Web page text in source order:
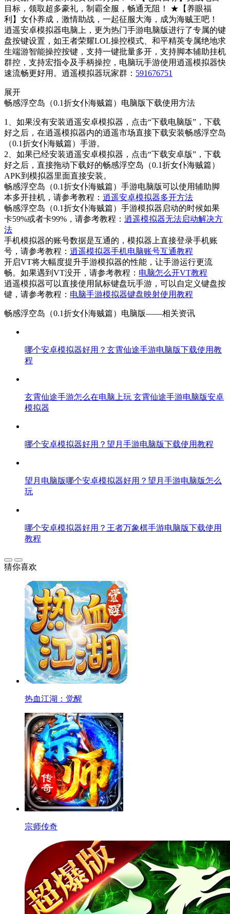
目标，领取超多豪礼，制霸全服，畅通无阻！ ★【养眼福
利】女仆养成，激情助战，一起征服大海，成为海贼王吧！
逍遥安卓模拟器电脑上，更为热门手游电脑版进行了专属的键
盘按键设置，如王者荣耀LOL操控模式、和平精英专属绝地求
生端游智能操控按键，支持一键批量多开，支持脚本辅助挂机
群控，支持宏指令及手柄操控，电脑玩手游使用逍遥模拟器快
速流畅更好用。逍遥模拟器玩家群： 591676751
展开
畅感浮空岛（0.1折女仆海贼篇）电脑版下载使用方法
1、如果没有安装逍遥安卓模拟器，点击“下载电脑版”，下载
好之后，在逍遥模拟器内的逍遥市场直接下载安装畅感浮空岛
（0.1折女仆海贼篇）手游。
2、如果已经安装逍遥安卓模拟器，点击“下载安卓版”，下载
好之后，直接拖动下载好的畅感浮空岛（0.1折女仆海贼篇）
APK到模拟器里面直接安装。
畅感浮空岛（0.1折女仆海贼篇）手游电脑版可以使用辅助脚
本多开挂机，请参考教程： 逍遥安卓模拟器多开方法
畅感浮空岛（0.1折女仆海贼篇）手游模拟器启动的时候如果
卡59%或者卡99%，请参考教程： 逍遥模拟器无法启动解决方
法
手机模拟器的账号数据是互通的，模拟器上直接登录手机账
号，请参考教程： 逍遥模拟器手机电脑账号互通教程
开启VT将大幅度提升手游模拟器的性能，让手游运行更流
畅。如果遇到VT没开，请参考教程： 电脑怎么开VT教程
逍遥模拟器可以直接使用鼠标键盘玩手游，可以自定义键盘按
键，请参考教程： 电脑手游模拟器键盘映射使用教程
畅感浮空岛（0.1折女仆海贼篇）电脑版——相关资讯
哪个安卓模拟器好用？玄霄仙途手游电脑版下载使用教
程
玄霄仙途手游怎么在电脑上玩 玄霄仙途手游电脑版安卓
模拟器
哪个安卓模拟器好用？望月手游电脑版下载使用教程
望月电脑版哪个安卓模拟器好用？望月手游电脑版怎么
玩
哪个安卓模拟器好用？王者万象棋手游电脑版下载使用
教程
猜你喜欢
热血江湖：觉醒
宗师传奇